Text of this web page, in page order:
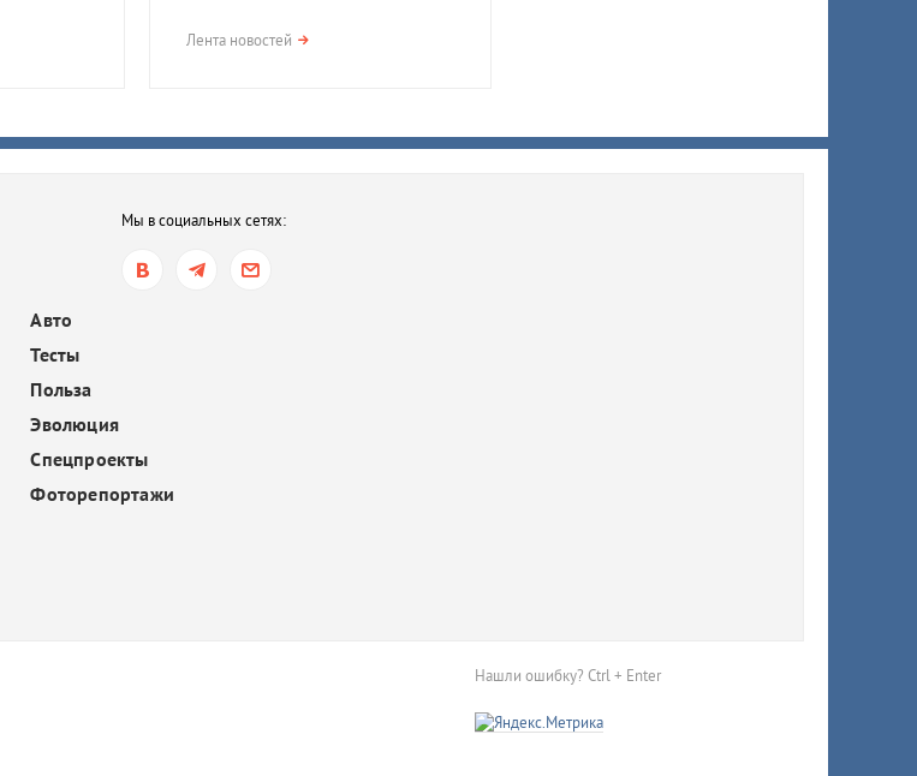
сегодня, 17:23
после семейной ссоры
В Ростове-на-Дону хотят
электросамокатов
Лента новостей
Мы в социальных сетях:
Авто
Тесты
Польза
Эволюция
Спецпроекты
Фоторепортажи
Нашли ошибку? Ctrl + Enter